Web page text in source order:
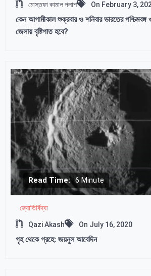
মোস্তফা কামাল পলাশ On February 3,
কেন আগামীকাল শুক্রবার ও শনিবার ভারতের পশ্চিমবঙ্গ
জেলায় বৃষ্টিপাত হবে?
Read Time: 6 Minute
জ্যোতির্বিদ্যা
Qazi Akash On July 16, 2020
গৃহ থেকে গ্রহে: জয়নুল আবেদিন